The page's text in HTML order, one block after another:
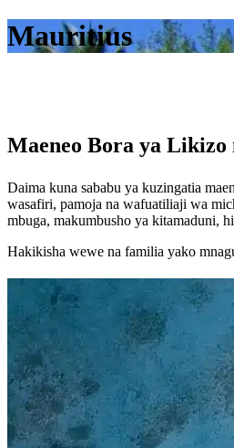
Mauritius
Maeneo Bora ya
Daima kuna sababu ya kuzingatia
wasafiri, pamoja na wafuatiliaji wa
mbuga, makumbusho ya kitamaduni,
Hakikisha wewe na familia yako